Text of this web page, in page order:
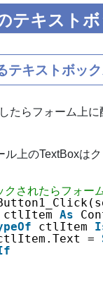
テキスト
テキストボッ
たらフォーム上
上のTextBoxはク
されたらフォー
ctlItem As
ctlItem
=